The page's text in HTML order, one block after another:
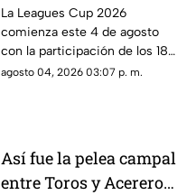
todo lo que debes saber
del torneo entre Liga
MX y MLS
La Leagues Cup 2026
comienza este 4 de agosto
con la participación de los 18
clubes de la Liga MX y los 18
agosto 04, 2026 03:07 p. m.
Así fue la pelea campal
entre Toros y Acereros